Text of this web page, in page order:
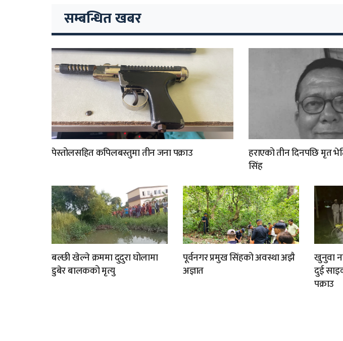
सम्बन्धित खबर
पेस्तोलसहित कपिलबस्तुमा तीन जना पक्राउ
हराएको तीन दिनपछि मृत
सिंह
बल्छी खेल्ने क्रममा दुदुरा घोलामा
डुबेर बालकको मृत्यु
पूर्वनगर प्रमुख सिंहको अवस्था अझै
अज्ञात
खुनुवा
दुई
पक्राउ